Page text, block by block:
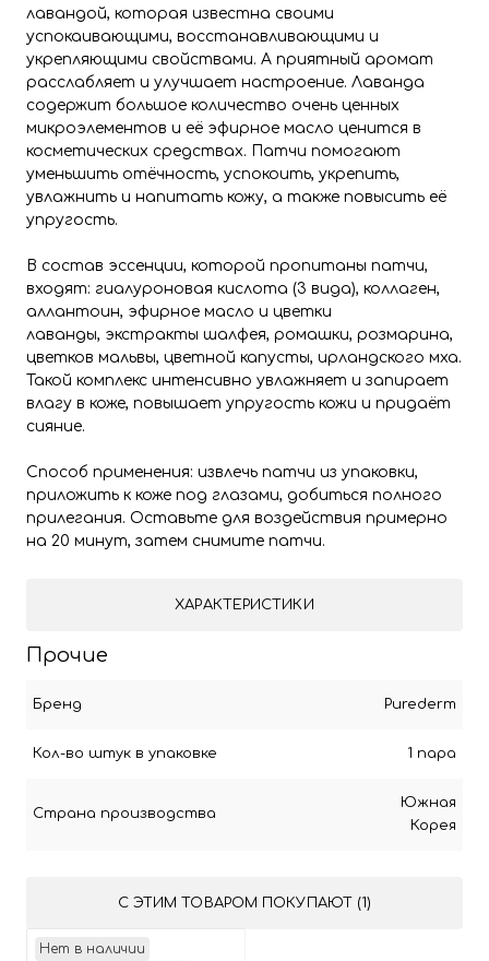
лавандой, которая известна своими
успокаивающими, восстанавливающими и
укрепляющими свойствами. А приятный аромат
расслабляет и улучшает настроение. Лаванда
содержит большое количество очень ценных
микроэлементов и её эфирное масло ценится в
косметических средствах. Патчи помогают
уменьшить отёчность, успокоить, укрепить,
увлажнить и напитать кожу, а также повысить её
упругость.
В состав эссенции, которой пропитаны патчи,
входят: гиалуроновая кислота (3 вида), коллаген,
аллантоин, эфирное масло и цветки
лаванды, экстракты шалфея, ромашки, розмарина,
цветков мальвы, цветной капусты, ирландского мха.
Такой комплекс интенсивно увлажняет и запирает
влагу в коже, повышает упругость кожи и придаёт
сияние.
Способ применения: извлечь патчи из упаковки,
приложить к коже под глазами, добиться полного
прилегания. Оставьте для воздействия примерно
на 20 минут, затем снимите патчи.
ХАРАКТЕРИСТИКИ
Прочие
Бренд Purederm
Кол-во штук в упаковке 1 пара
Страна производства
Южная
Корея
С ЭТИМ ТОВАРОМ ПОКУПАЮТ (1)
Нет в наличии